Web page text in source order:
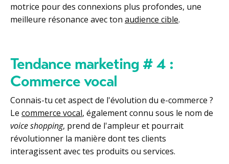
motrice pour des connexions plus profondes, une
meilleure résonance avec ton audience cible.
Tendance marketing # 4 :
Commerce vocal
Connais-tu cet aspect de l'évolution du e-commerce ?
Le commerce vocal, également connu sous le nom de
voice shopping, prend de l'ampleur et pourrait
révolutionner la manière dont tes clients
interagissent avec tes produits ou services.